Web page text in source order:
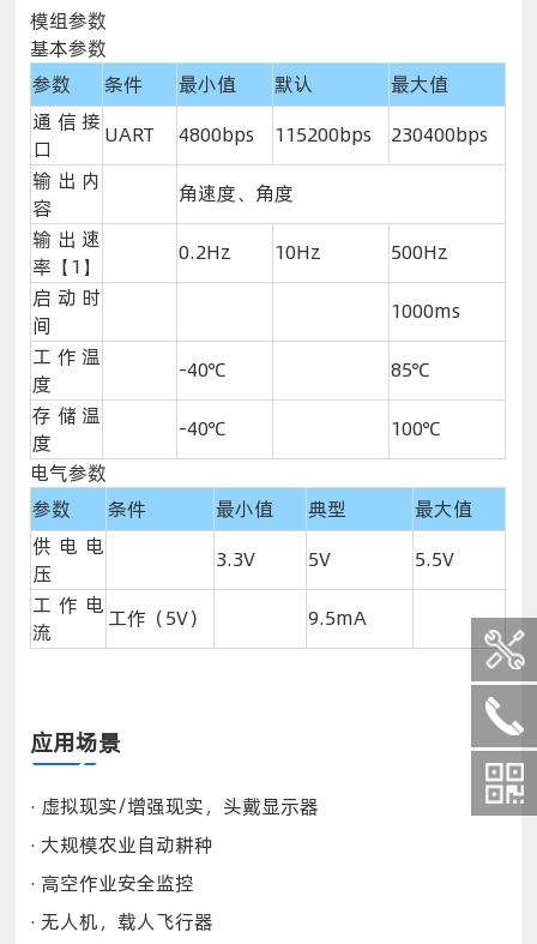
模组参数
基本参数
参数
条件 最小值 默认
最大值
通信接
口
UART 4800bps 115200bps
230400bps
输出内
容
角速度、角度
输出速
率【1】
0.2Hz 10Hz
500Hz
启动时
间
1000ms
工作温
度
-40℃
85℃
存储温
度
-40℃
100℃
电气参数
参数
条件 最小值 典型
最大值
供电电
压
3.3V 5V
5.5V
工作电
流
工作（5V） 9.5mA
应用场景
· 虚拟现实/增强现实，头戴显示器
· 大规模农业自动耕种
· 高空作业安全监控
· 无人机，载人飞行器